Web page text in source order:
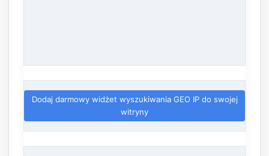
Dodaj darmowy widżet wyszukiwania GEO IP do swojej
witryny